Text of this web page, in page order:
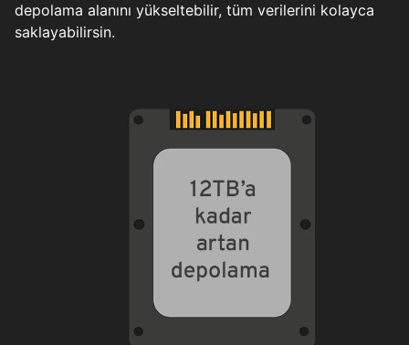
depolama alanını yükseltebilir, tüm verilerini kolayca
saklayabilirsin.